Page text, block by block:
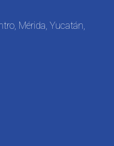
Mérida, Yucatán,